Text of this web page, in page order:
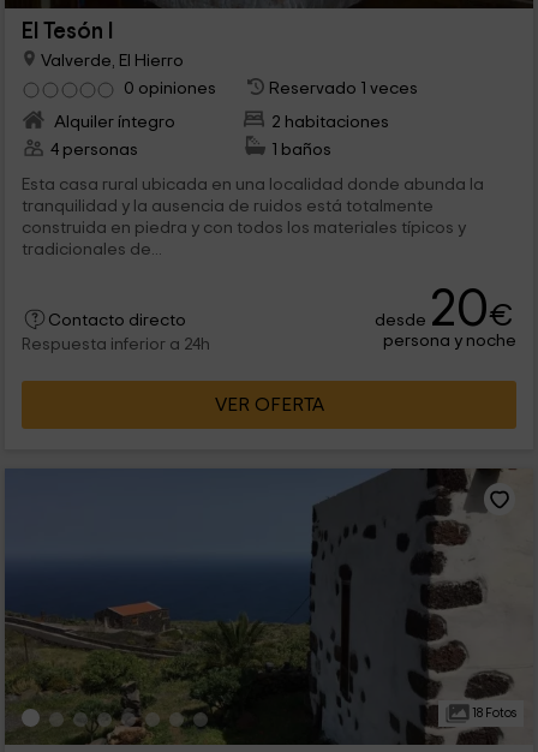
El Tesón I
Valverde, El Hierro
0 opiniones
Reservado 1 veces
Alquiler íntegro
2 habitaciones
4 personas
1 baños
Esta casa rural ubicada en una localidad donde abunda la
tranquilidad y la ausencia de ruidos está totalmente
construida en piedra y con todos los materiales típicos y
tradicionales de...
Contacto directo
Respuesta inferior a 24h
desde 20€
persona y noche
VER OFERTA
18 Fotos